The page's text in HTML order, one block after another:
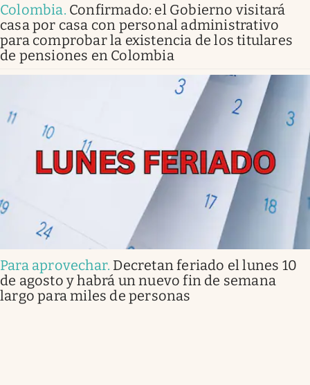
Colombia. Confirmado: el Gobierno visitará
casa por casa con personal administrativo
para comprobar la existencia de los titulares
de pensiones en Colombia
Para aprovechar. Decretan feriado el lunes 10
de agosto y habrá un nuevo fin de semana
largo para miles de personas